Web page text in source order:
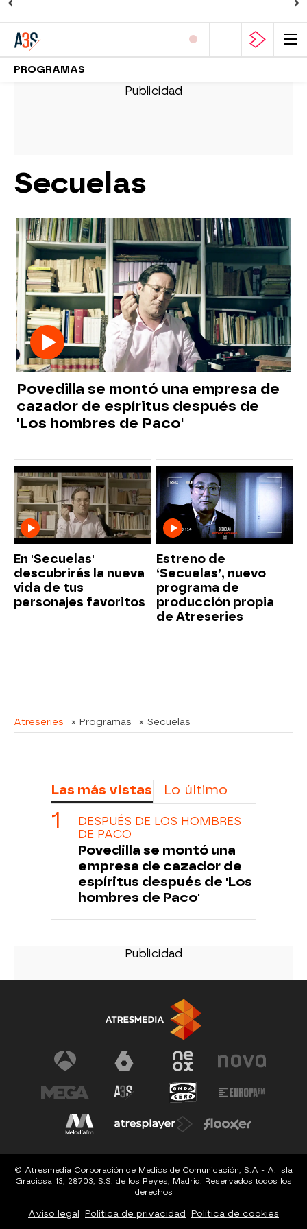
PROGRAMAS
Secuelas
Povedilla se montó una empresa de
cazador de espíritus después de
'Los hombres de Paco'
En 'Secuelas'
descubrirás la nueva
vida de tus
personajes favoritos
Estreno de
‘Secuelas’, nuevo
programa de
producción propia
de Atreseries
Atreseries » Programas » Secuelas
Las más vistas Lo último
DESPUÉS DE LOS HOMBRES
DE PACO
Povedilla se montó una
empresa de cazador de
espíritus después de 'Los
hombres de Paco'
© Atresmedia Corporación de Medios de Comunicación, S.A - A. Isla
Graciosa 13, 28703, S.S. de los Reyes, Madrid. Reservados todos los
derechos
Aviso legal Política de privacidad Política de cookies